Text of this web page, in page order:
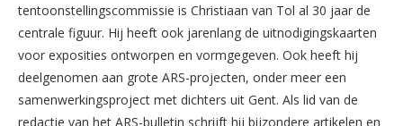
tentoonstellingscommissie is Christiaan van Tol al 30 jaar de
centrale figuur. Hij heeft ook jarenlang de uitnodigingskaarten
voor exposities ontworpen en vormgegeven. Ook heeft hij
deelgenomen aan grote ARS-projecten, onder meer een
samenwerkingsproject met dichters uit Gent. Als lid van de
redactie van het ARS-bulletin schrijft hij bijzondere artikelen en